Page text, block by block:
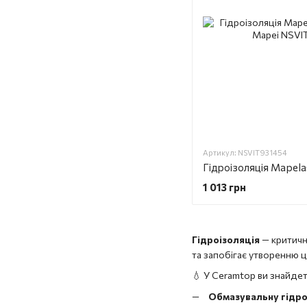
Гідроізоляція—
та запобігає утворенню
💧 У Ceramtop ви
Обмазувальну
Артикул: NSVIT931454
1 013 грн